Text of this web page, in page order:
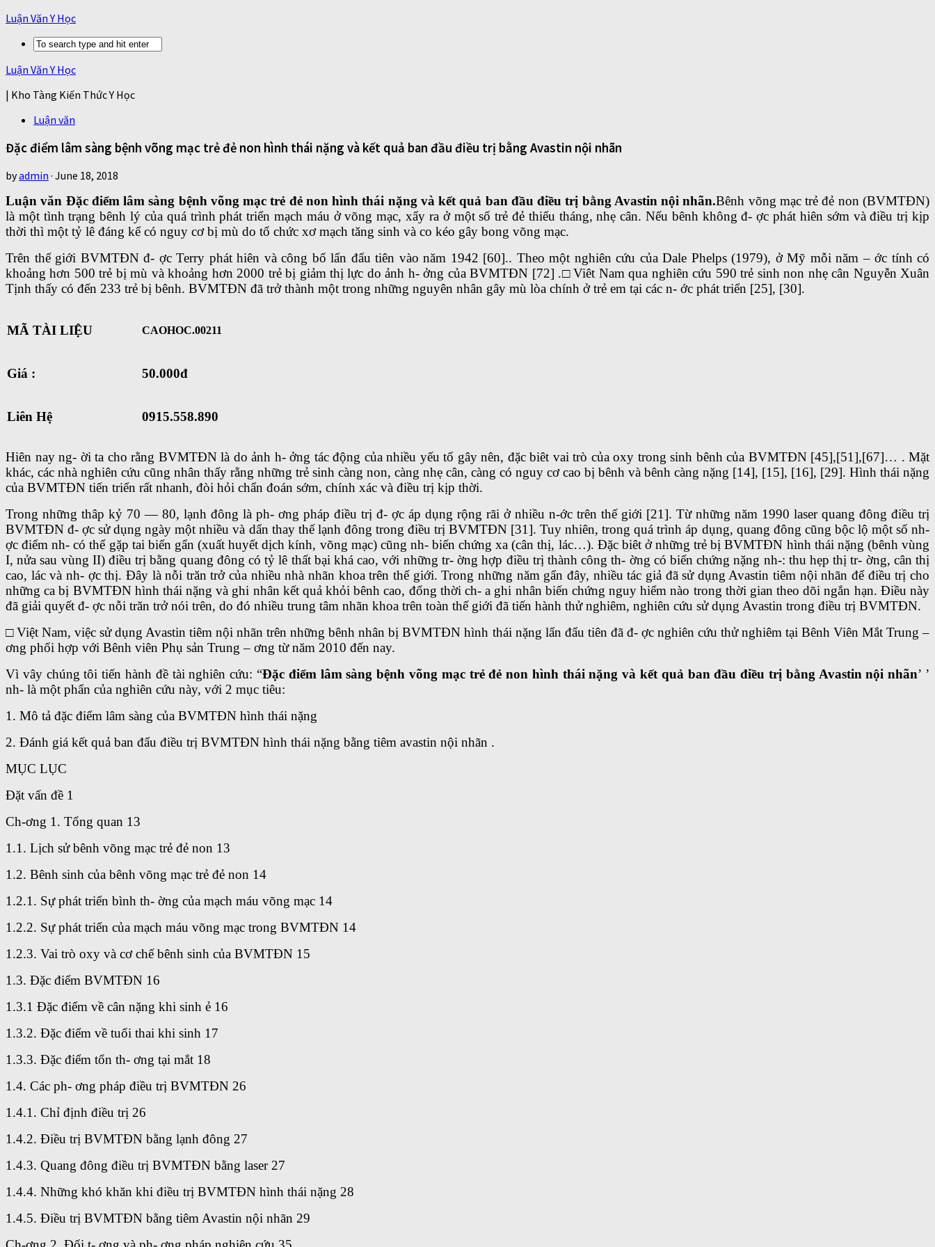
Luận Văn Y Học
Luận Văn Y Học
| Kho Tàng Kiến Thức Y Học
Luận văn
Đặc điểm lâm sàng bệnh võng mạc trẻ đẻ non hình thái nặng và kết quả ban đầu điều trị bằng Avastin nội nhãn
byadmin · June 18, 2018
Luận văn Đặc điểm lâm sàng bệnh võng mạc trẻ đẻ non hình thái nặng và kết quả ban đầu điều trị bằng Avastin nội nhãn.Bênh võng mạc trẻ đẻ non (BVMTĐN)
là một tình trạng bênh lý của quá trình phát triển mạch máu ở võng mạc, xẩy ra ở một số trẻ đẻ thiếu tháng, nhẹ cân. Nếu bênh không đ- ợc phát hiên sớm và điều trị kịp
thời thì một tỷ lê đáng kể có nguy cơ bị mù do tổ chức xơ mạch tăng sinh và co kéo gây bong võng mạc.
Trên thế giới BVMTĐN đ- ợc Terry phát hiên và công bố lẩn đẩu tiên vào năm 1942 [60].. Theo một nghiên cứu của Dale Phelps (1979), ở Mỹ mỗi năm – ớc tính có
khoảng hơn 500 trẻ bị mù và khoảng hơn 2000 trẻ bị giảm thị lực do ảnh h- ởng của BVMTĐN [72] .□ Viêt Nam qua nghiên cứu 590 trẻ sinh non nhẹ cân Nguyễn Xuân
Tịnh thấy có đến 233 trẻ bị bênh. BVMTĐN đã trở thành một trong những nguyên nhân gây mù lòa chính ở trẻ em tại các n- ớc phát triển [25], [30].
MÃ TÀI LIỆU CAOHOC.00211
Giá : 50.000đ
Liên Hệ 0915.558.890
Hiên nay ng- ời ta cho rằng BVMTĐN là do ảnh h- ởng tác động của nhiều yếu tố gây nên, đặc biêt vai trò của oxy trong sinh bênh của BVMTĐN [45],[51],[67]… . Mặt
khác, các nhà nghiên cứu cũng nhân thấy rằng những trẻ sinh càng non, càng nhẹ cân, càng có nguy cơ cao bị bênh và bênh càng nặng [14], [15], [16], [29]. Hình thái nặng
của BVMTĐN tiến triển rất nhanh, đòi hỏi chẩn đoán sớm, chính xác và điều trị kịp thời.
Trong những thâp kỷ 70 — 80, lạnh đông là ph- ơng pháp điều trị đ- ợc áp dụng rộng rãi ở nhiều n-ớc trên thế giới [21]. Từ những năm 1990 laser quang đông điều trị
BVMTĐN đ- ợc sử dụng ngày một nhiều và dẩn thay thế lạnh đông trong điều trị BVMTĐN [31]. Tuy nhiên, trong quá trình áp dụng, quang đông cũng bộc lộ một số nh-
ợc điểm nh- có thể gặp tai biến gẩn (xuất huyết dịch kính, võng mạc) cũng nh- biến chứng xa (cân thị, lác…). Đặc biêt ở những trẻ bị BVMTĐN hình thái nặng (bênh vùng
I, nửa sau vùng II) điều trị bằng quang đông có tỷ lê thất bại khá cao, với những tr- ờng hợp điều trị thành công th- ờng có biến chứng nặng nh-: thu hẹp thị tr- ờng, cân thị
cao, lác và nh- ợc thị. Đây là nỗi trăn trở của nhiều nhà nhãn khoa trên thế giới. Trong những năm gẩn đây, nhiều tác giả đã sử dụng Avastin tiêm nội nhãn để điều trị cho
những ca bị BVMTĐN hình thái nặng và ghi nhân kết quả khỏi bênh cao, đổng thời ch- a ghi nhân biến chứng nguy hiểm nào trong thời gian theo dõi ngắn hạn. Điều này
đã giải quyết đ- ợc nỗi trăn trở nói trên, do đó nhiều trung tâm nhãn khoa trên toàn thế giới đã tiến hành thử nghiêm, nghiên cứu sử dụng Avastin trong điều trị BVMTĐN.
□ Việt Nam, việc sử dụng Avastin tiêm nội nhãn trên những bênh nhân bị BVMTĐN hình thái nặng lẩn đẩu tiên đã đ- ợc nghiên cứu thử nghiêm tại Bênh Viên Mắt Trung –
ơng phối hợp với Bênh viên Phụ sản Trung – ơng từ năm 2010 đến nay.
Vì vây chúng tôi tiến hành đề tài nghiên cứu: “Đặc điểm lâm sàng bệnh võng mạc trẻ đẻ non hình thái nặng và kết quả ban đầu điều trị bằng Avastin nội nhãn’ ’
nh- là một phẩn của nghiên cứu này, với 2 mục tiêu:
1. Mô tả đặc điểm lâm sàng của BVMTĐN hình thái nặng
2. Đánh giá kết quả ban đẩu điều trị BVMTĐN hình thái nặng bằng tiêm avastin nội nhãn .
MỤC LỤC
Đặt vấn đề 1
Ch-ơng 1. Tổng quan 13
1.1. Lịch sử bênh võng mạc trẻ đẻ non 13
1.2. Bênh sinh của bênh võng mạc trẻ đẻ non 14
1.2.1. Sự phát triển bình th- ờng của mạch máu võng mạc 14
1.2.2. Sự phát triển của mạch máu võng mạc trong BVMTĐN 14
1.2.3. Vai trò oxy và cơ chế bênh sinh của BVMTĐN 15
1.3. Đặc điểm BVMTĐN 16
1.3.1 Đặc điểm về cân nặng khi sinh ẻ 16
1.3.2. Đặc điểm về tuổi thai khi sinh 17
1.3.3. Đặc điểm tổn th- ơng tại mắt 18
1.4. Các ph- ơng pháp điều trị BVMTĐN 26
1.4.1. Chỉ định điều trị 26
1.4.2. Điều trị BVMTĐN bằng lạnh đông 27
1.4.3. Quang đông điều trị BVMTĐN bằng laser 27
1.4.4. Những khó khăn khi điều trị BVMTĐN hình thái nặng 28
1.4.5. Điều trị BVMTĐN bằng tiêm Avastin nội nhãn 29